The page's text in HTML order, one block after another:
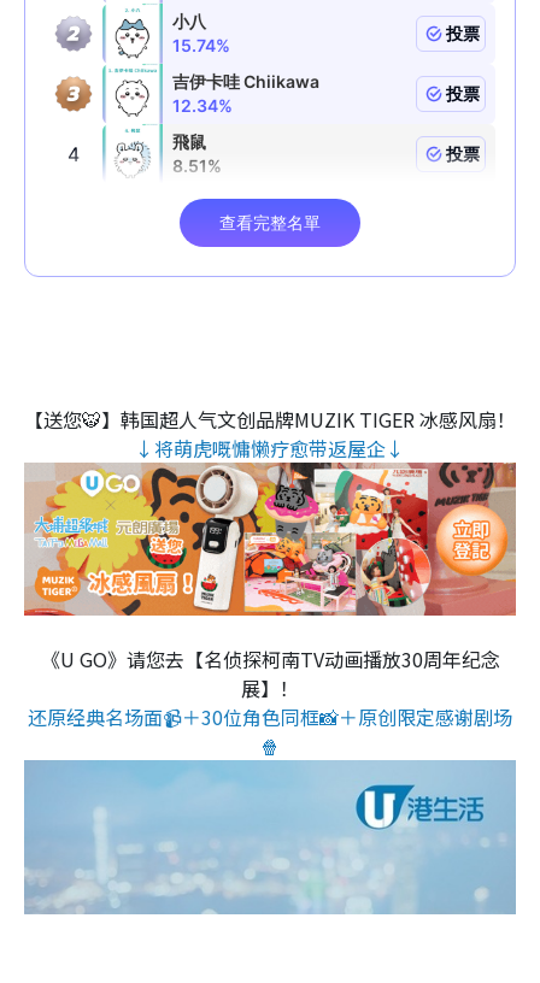
【送您🐯】韩国超人气文创品牌MUZIK TIGER 冰感风扇！
↓将萌虎嘅慵懒疗愈带返屋企↓
《U GO》请您去【名侦探柯南TV动画播放30周年纪念
展】！
还原经典名场面📹＋30位角色同框📸＋原创限定感谢剧场
🍿